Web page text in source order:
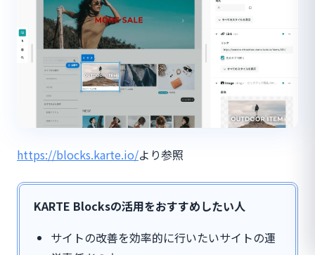
https://blocks.karte.io/より参照
KARTE Blocksの活用をおすすめしたい人
サイトの改善を効率的に行いたいサイトの運